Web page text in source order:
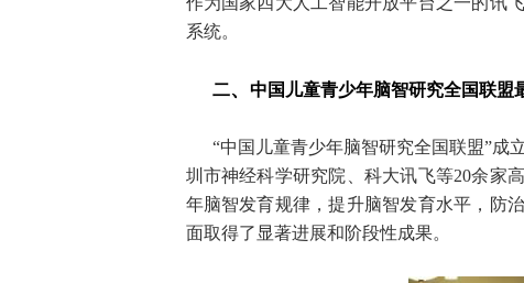
系统。
二、 中国儿童青少年脑智研究全国联盟
“中国儿童青少年脑智研究全国联盟”成
圳市神经科学研究院、科大讯飞等20余家
年脑智发育规律，提升脑智发育水平，防
面取得了显著进展和阶段性成果。